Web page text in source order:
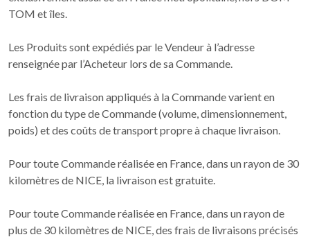
TOM et îles.
Les Produits sont expédiés par le Vendeur à l’adresse
renseignée par l’Acheteur lors de sa Commande.
Les frais de livraison appliqués à la Commande varient en
fonction du type de Commande (volume, dimensionnement,
poids) et des coûts de transport propre à chaque livraison.
Pour toute Commande réalisée en France, dans un rayon de 30
kilomètres de NICE, la livraison est gratuite.
Pour toute Commande réalisée en France, dans un rayon de
plus de 30 kilomètres de NICE, des frais de livraisons précisés